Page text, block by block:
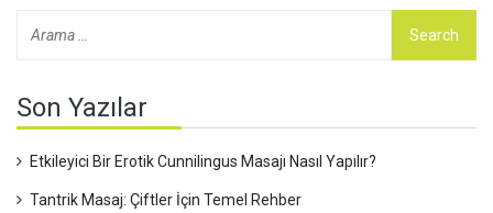
Son Yazılar
Etkileyici Bir Erotik Cunnilingus Masajı Nasıl Yapılır?
Tantrik Masaj: Çiftler İçin Temel Rehber